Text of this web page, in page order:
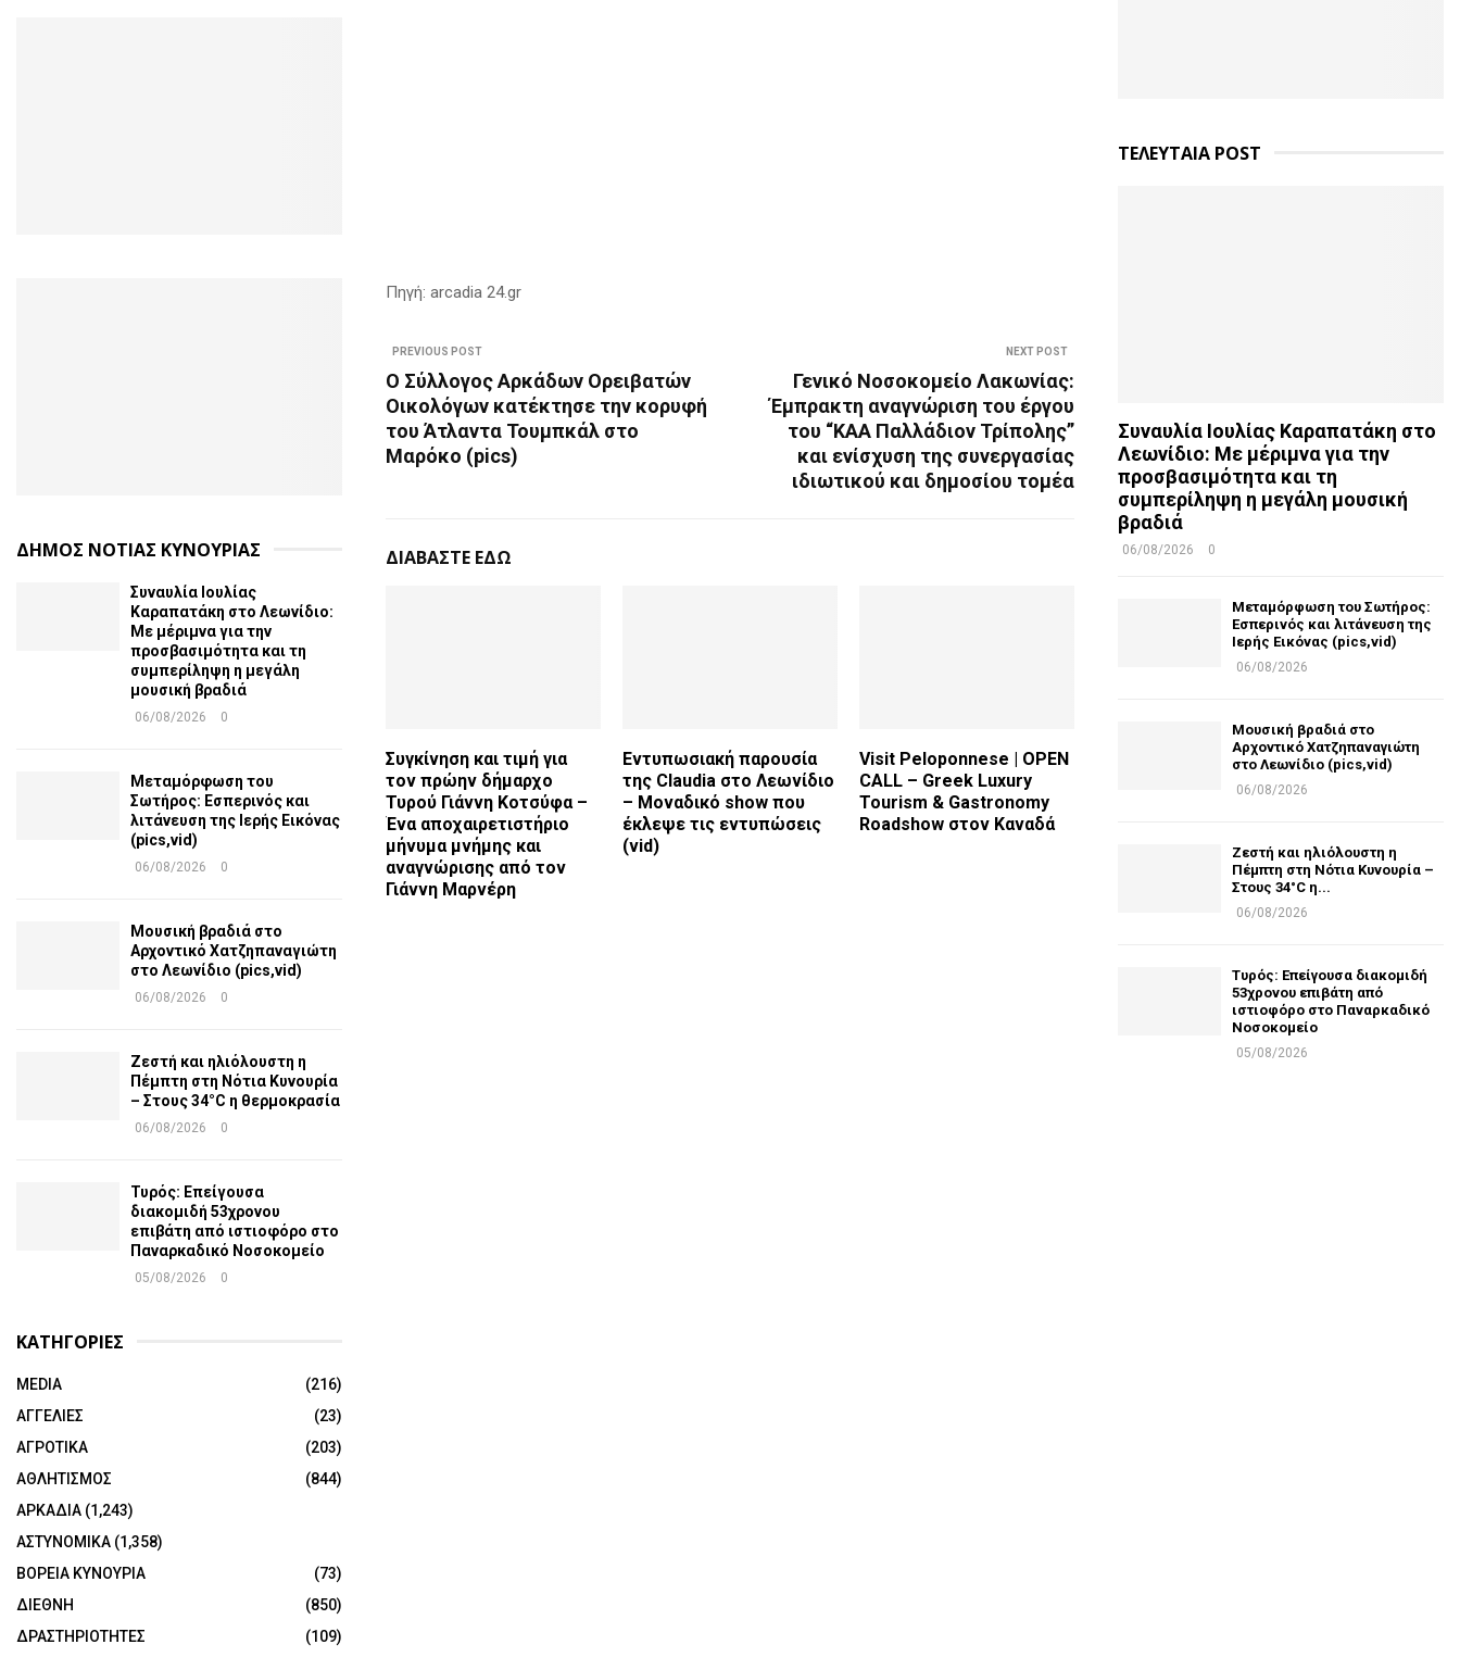
Πηγή: arcadia 24.gr
PREVIOUS POST
Ο Σύλλογος Αρκάδων Ορειβατών
Οικολόγων κατέκτησε την κορυφή
του Άτλαντα Τουμπκάλ στο
Μαρόκο (pics)
NEXT POST
Γενικό Νοσοκομείο Λακωνίας:
Έμπρακτη αναγνώριση του έργου
του “ΚΑΑ Παλλάδιον Τρίπολης”
και ενίσχυση της συνεργασίας
ιδιωτικού και δημοσίου τομέα
ΔΙΑΒΑΣΤΕ ΕΔΩ
Συγκίνηση και τιμή για
τον πρώην δήμαρχο
Τυρού Γιάννη Κοτσύφα –
Ένα αποχαιρετιστήριο
μήνυμα μνήμης και
αναγνώρισης από τον
Γιάννη Μαρνέρη
Εντυπωσιακή παρουσία
της Claudia στο Λεωνίδιο
– Μοναδικό show που
έκλεψε τις εντυπώσεις
(vid)
Visit Peloponnese | OPEN
CALL – Greek Luxury
Tourism & Gastronomy
Roadshow στον Καναδά
ΔΗΜΟΣ ΝΟΤΙΑΣ ΚΥΝΟΥΡΙΑΣ
Συναυλία Ιουλίας
Καραπατάκη στο Λεωνίδιο:
Με μέριμνα για την
προσβασιμότητα και τη
συμπερίληψη η μεγάλη
μουσική βραδιά
06/08/2026 0
Μεταμόρφωση του
Σωτήρος: Εσπερινός και
λιτάνευση της Ιερής Εικόνας
(pics,vid)
06/08/2026 0
Μουσική βραδιά στο
Αρχοντικό Χατζηπαναγιώτη
στο Λεωνίδιο (pics,vid)
06/08/2026 0
Ζεστή και ηλιόλουστη η
Πέμπτη στη Νότια Κυνουρία
– Στους 34°C η θερμοκρασία
06/08/2026 0
Τυρός: Επείγουσα
διακομιδή 53χρονου
επιβάτη από ιστιοφόρο στο
Παναρκαδικό Νοσοκομείο
05/08/2026 0
ΚΑΤΗΓΟΡΙΕΣ
MEDIA
(216)
ΑΓΓΕΛΙΕΣ
(23)
ΑΓΡΟΤΙΚΑ
(203)
ΑΘΛΗΤΙΣΜΟΣ
(844)
ΑΡΚΑΔΙΑ (1,243)
ΑΣΤΥΝΟΜΙΚΑ (1,358)
ΒΟΡΕΙΑ ΚΥΝΟΥΡΙΑ
(73)
ΔΙΕΘΝΗ
(850)
ΔΡΑΣΤΗΡΙΟΤΗΤΕΣ
(109)
ΤΕΛΕΥΤΑΙΑ POST
Συναυλία Ιουλίας Καραπατάκη στο
Λεωνίδιο: Με μέριμνα για την
προσβασιμότητα και τη
συμπερίληψη η μεγάλη μουσική
βραδιά
06/08/2026 0
Μεταμόρφωση του Σωτήρος:
Εσπερινός και λιτάνευση της
Ιερής Εικόνας (pics,vid)
06/08/2026
Μουσική βραδιά στο
Αρχοντικό Χατζηπαναγιώτη
στο Λεωνίδιο (pics,vid)
06/08/2026
Ζεστή και ηλιόλουστη η
Πέμπτη στη Νότια Κυνουρία –
Στους 34°C η...
06/08/2026
Τυρός: Επείγουσα διακομιδή
53χρονου επιβάτη από
ιστιοφόρο στο Παναρκαδικό
Νοσοκομείο
05/08/2026